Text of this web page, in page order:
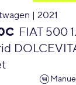
| 2021
FIAT 500